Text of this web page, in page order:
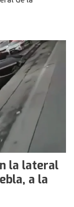
la lateral
a la